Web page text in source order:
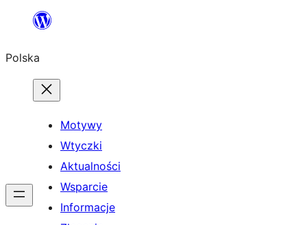
Przejdź
treści
Polska
Motywy
Wtyczki
Aktualności
Wsparcie
Informacje